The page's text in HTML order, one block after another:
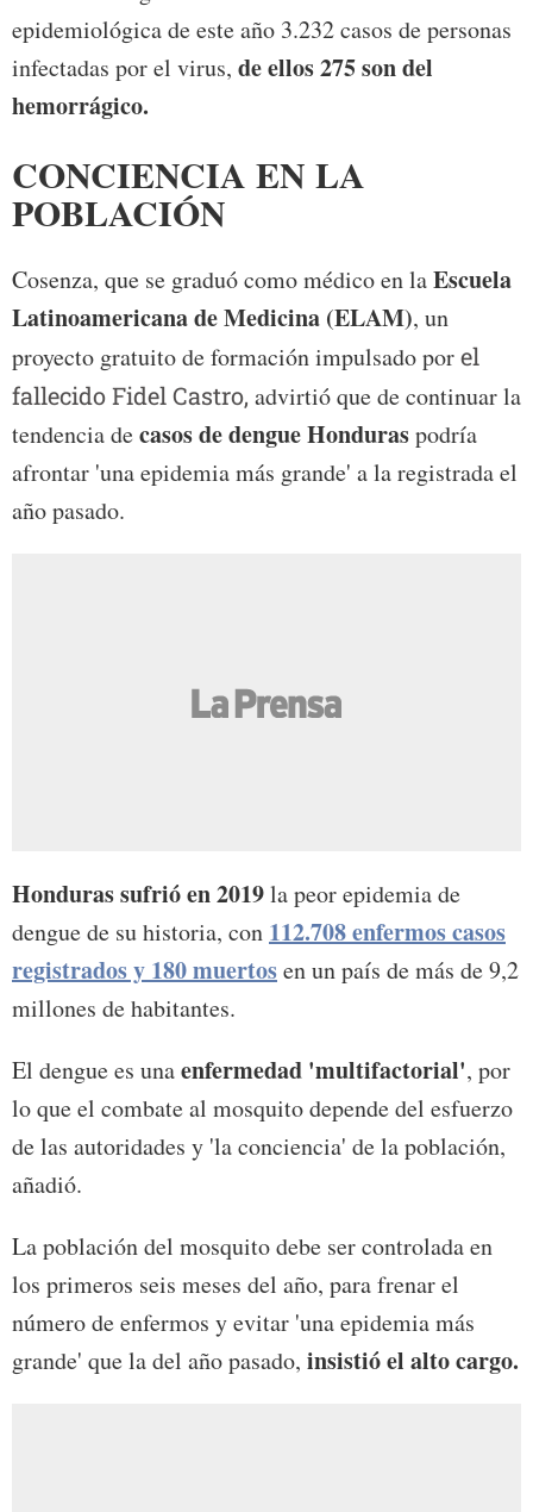
epidemiológica de este año 3.232 casos de personas
infectadas por el virus, de ellos 275 son del
hemorrágico.
CONCIENCIA EN LA
POBLACIÓN
Cosenza, que se graduó como médico en laEscuela
Latinoamericana de Medicina (ELAM), un
proyecto gratuito de formación impulsado porel
fallecido Fidel Castro, advirtió que de continuar la
tendencia decasos de dengue Honduraspodría
afrontar 'una epidemia más grande' a la registrada el
año pasado.
Honduras sufrió en 2019la peor epidemia de
dengue de su historia, con 112.708 enfermos casos
registrados y 180 muertosen un país de más de 9,2
millones de habitantes.
El dengue es unaenfermedad 'multifactorial', por
lo que el combate al mosquito depende del esfuerzo
de las autoridades y 'la conciencia' de la población,
añadió.
La población del mosquito debe ser controlada en
los primeros seis meses del año, para frenar el
número de enfermos y evitar 'una epidemia más
grande' que la del año pasado, insistió el alto cargo.